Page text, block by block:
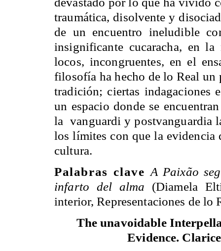
traumática, disolvente y
de un encuentro ineludible
insignificante cucaracha, en la
locos, incongruentes, en el
filosofía ha hecho de lo Real un
tradición; ciertas indagaciones
un espacio donde se
la vanguardi y postvanguardia
los límites con que la evidencia
cultura.
Palabras clave A Paixão
infarto del alma (Diamela
interior, Representaciones de lo
The unavoidable
Evidence.